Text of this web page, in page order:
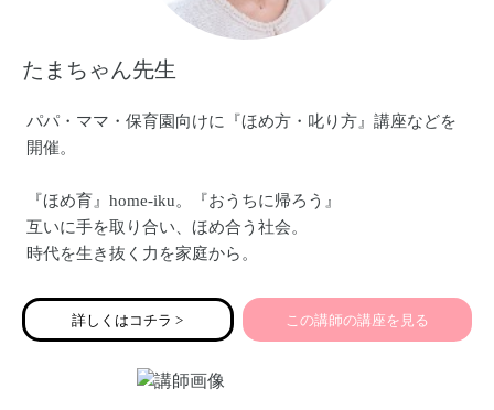
たまちゃん先生
パパ・ママ・保育園向けに『ほめ方・叱り方』講座などを
開催。
『ほめ育』home-iku。『おうちに帰ろう』
互いに手を取り合い、ほめ合う社会。
時代を生き抜く力を家庭から。
詳しくはコチラ > この講師の講座を見る